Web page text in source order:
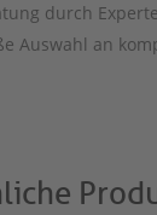
durch
Auswahl an